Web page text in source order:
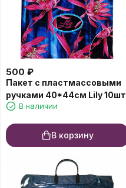
500 ₽
Пакет с пластмассовыми
ручками 40*44см Lily 10шт
В наличии
В корзину